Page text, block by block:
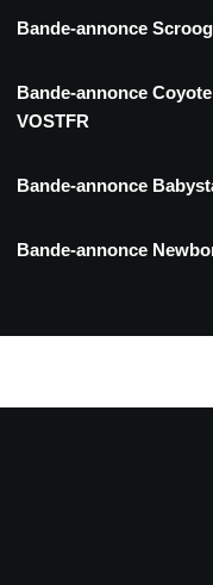
Bande-annonce
Bande-annonce
VOSTFR
Bande-annonce
Bande-annonce